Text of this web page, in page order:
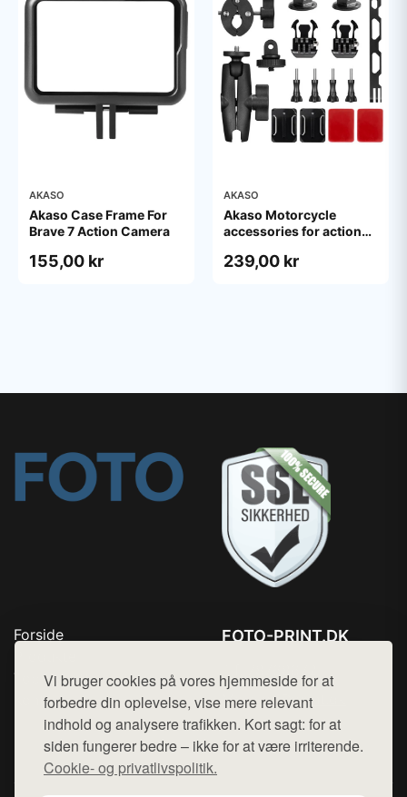
Vi bruger cookies på vores hjemmeside for at
forbedre din oplevelse, vise mere relevant
indhold og analysere trafikken. Kort sagt: for at
siden fungerer bedre – ikke for at være irriterende.
Cookie- og privatlivspolitik.
AKASO
Akaso Case Frame For
Brave 7 Action Camera
155,00 kr
AKASO
Akaso Motorcycle
accessories for action
239,00 kr
Forside
Top Rabatter
Kontakt
FOTO-PRINT.DK
Mail: hej@want.dk
Cookie- og privatlivspolitik